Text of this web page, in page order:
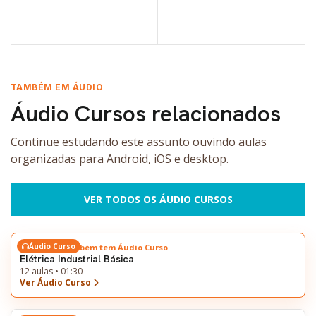
TAMBÉM EM ÁUDIO
Áudio Cursos relacionados
Continue estudando este assunto ouvindo aulas
organizadas para Android, iOS e desktop.
VER TODOS OS ÁUDIO CURSOS
Áudio Curso
Este tema também tem Áudio Curso
Elétrica Industrial Básica
12 aulas • 01:30
Ver Áudio Curso